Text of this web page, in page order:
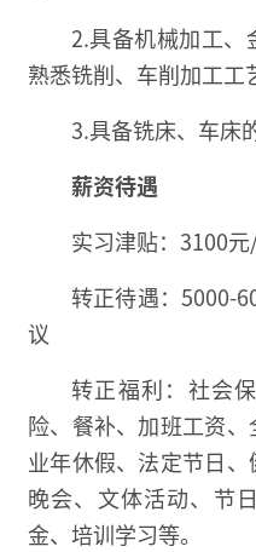
2.具备机械加工、
熟悉铣削、车削加工工
3.具备铣床、车床
薪资待遇
实习津贴：3100
转正待遇：5000-
议
转正福利：社会
险、餐补、加班工资
业年休假、法定节日
晚会、文体活动、节
金、培训学习等。